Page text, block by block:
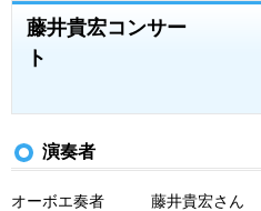
藤井貴宏コンサー
演奏者
オーボエ奏者 藤井貴宏さん